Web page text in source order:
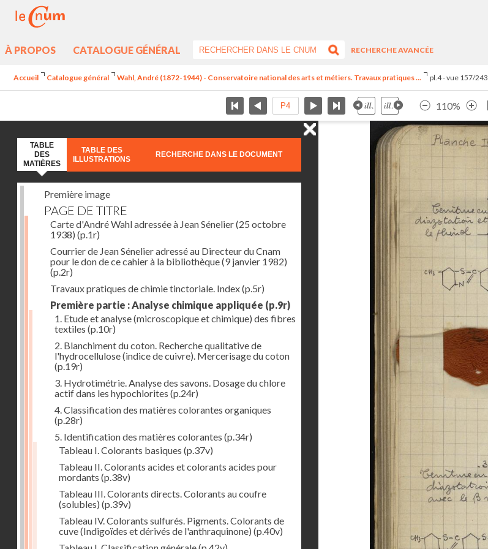
À PROPOS CATALOGUE GÉNÉRAL
RECHERCHE AVANCÉE
Accueil Catalogue général Wahl, André (1872-1944) - Conservatoire national des arts et métiers. Travaux pratiques ... pl.4 - vue 157/243
110%
TABLE
DES
MATIÈRES
TABLE DES
ILLUSTRATIONS
RECHERCHE DANS LE DOCUMENT
Première image
PAGE DE TITRE
Carte d'André Wahl adressée à Jean Sénelier (25 octobre
1938) (p.1r)
Courrier de Jean Sénelier adressé au Directeur du Cnam
pour le don de ce cahier à la bibliothèque (9 janvier 1982)
(p.2r)
Travaux pratiques de chimie tinctoriale. Index(p.5r)
Première partie : Analyse chimique appliquée (p.9r)
1. Etude et analyse (microscopique et chimique) des fibres
textiles (p.10r)
2. Blanchiment du coton. Recherche qualitative de
l'hydrocellulose (indice de cuivre). Mercerisage du coton
(p.19r)
3. Hydrotimétrie. Analyse des savons. Dosage du chlore
actif dans les hypochlorites (p.24r)
4. Classification des matières colorantes organiques
(p.28r)
5. Identification des matières colorantes (p.34r)
Tableau I. Colorants basiques (p.37v)
Tableau II. Colorants acides et colorants acides pour
mordants (p.38v)
Tableau III. Colorants directs. Colorants au coufre
(solubles) (p.39v)
Tableau IV. Colorants sulfurés. Pigments. Colorants de
cuve (Indigoïdes et dérivés de l'anthraquinone) (p.40v)